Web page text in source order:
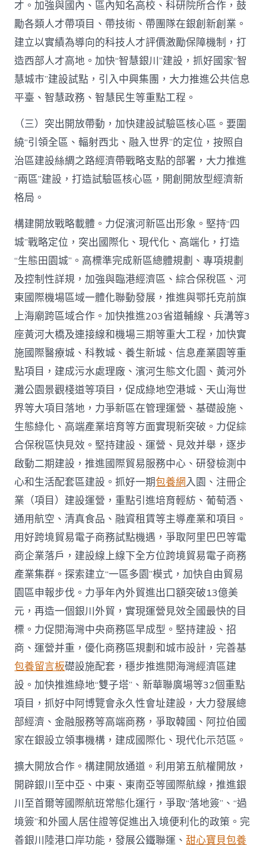
才。加強與國內、區內知名高校、科研院所合作，鼓
勵各類人才帶項目、帶技術、帶團隊在銀創新創業。
建立以實績為導向的科技人才評價激勵保障機制，打
造西部人才高地。加快“智慧銀川”建設，抓好國家“智
慧城市”建設試點，引入中興集團，大力推進公共信息
平臺、智慧政務、智慧民生等重點工程。
（三）突出開放帶動，加快建設試驗區核心區。要圍
繞“引領全區、輻射西北、融入世界”的定位，按照自
治區建設絲綢之路經濟帶戰略支點的部署，大力推進
“兩區”建設，打造試驗區核心區，開創開放型經濟新
格局。
構建開放戰略載體。力促濱河新區出形象。堅持“四
城”戰略定位，突出國際化、現代化、高端化，打造
“生態田園城”。高標準完成新區總體規劃、專項規劃
及控制性詳規，加強與臨港經濟區、綜合保稅區、河
東國際機場區域一體化聯動發展，推進與鄂托克前旗
上海廟跨區域合作。加快推進203省道輔線、兵溝等3
座黃河大橋及連接線和機場三期等重大工程，加快實
施國際醫療城、科教城、養生新城、信息產業園等重
點項目，建成污水處理廠、濱河生態文化園、黃河外
灘公園景觀棧道等項目，促成綠地空港城、天山海世
界等大項目落地，力爭新區在管理運營、基礎設施、
生態綠化、高端產業培育等方面實現新突破。力促綜
合保稅區快見效。堅持建設、運營、見效并舉，逐步
啟動二期建設，推進國際貿易服務中心、研發檢測中
心和生活配套區建設。抓好一期包養網入園、注冊企
業（項目）建設運營，重點引進培育輕紡、葡萄酒、
通用航空、清真食品、融資租賃等主導產業和項目。
用好跨境貿易電子商務試點機遇，爭取阿里巴巴等電
商企業落戶，建設線上線下全方位跨境貿易電子商務
產業集群。探索建立“一區多園”模式，加快自由貿易
園區申報步伐。力爭年內外貿進出口額突破13億美
元，再造一個銀川外貿，實現運營見效全國最快的目
標。力促閱海灣中央商務區早成型。堅持建設、招
商、運營并重，優化商務區規劃和城市設計，完善基
包養留言板礎設施配套，穩步推進閱海灣經濟區建
設。加快推進綠地“雙子塔”、新華聯廣場等32個重點
項目，抓好中阿博覽會永久性會址建設，大力發展總
部經濟、金融服務等高端商務，爭取韓國、阿拉伯國
家在銀設立領事機構，建成國際化、現代化示范區。
擴大開放合作。構建開放通道。利用第五航權開放，
開辟銀川至中亞、中東、東南亞等國際航線，推進銀
川至首爾等國際航班常態化運行，爭取“落地簽”、“過
境簽”和外國人居住證等促進出入境便利化的政策。完
善銀川陸港口岸功能，發展公鐵聯運、甜心寶貝包養